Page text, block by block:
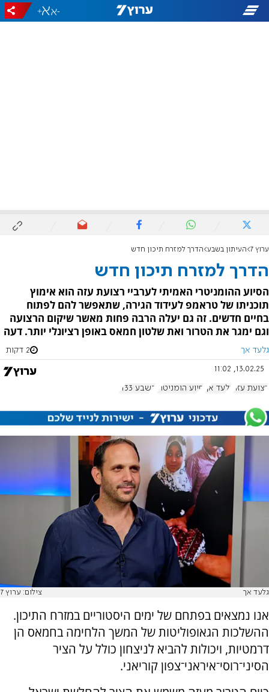
-
+
ערוץ 7 העיתון בשבע הדרך למזרח תיכון חדש
הדרך למזרח תיכון חדש
הסיוע ההומניטרי האמיתי לערביי רצועת עזה הוא אימוץ
תוכניתו של טראמפ לעידוד הגירה, שתאפשר להם לפתוח
בחיים חדשים. זה גם יעלה הרבה פחות מאשר שיקום הרצועה
וגם ימגר את הטרור ואת שלטון חמאס באופן רציונלי יותר. דעה
גלעד אך 2 דקות
13.02.25, 11:02
רצועת עזה גלעד אך סיוע הומניטרי בשבע 1133
גלעד אך צילום: ערוץ 7
אנו נמצאים בפתחם של ימים היסטוריים במזרח התיכון.
ההשלכות הגאופוליטות של המשך הלחימה בחמאס הן
דרמטיות, ויכולות להביא לניצחון כולל על הציר
הסיני־רוסי־איראני־צפון קוריאני.